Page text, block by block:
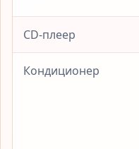
CD-плеер
Кондиционер